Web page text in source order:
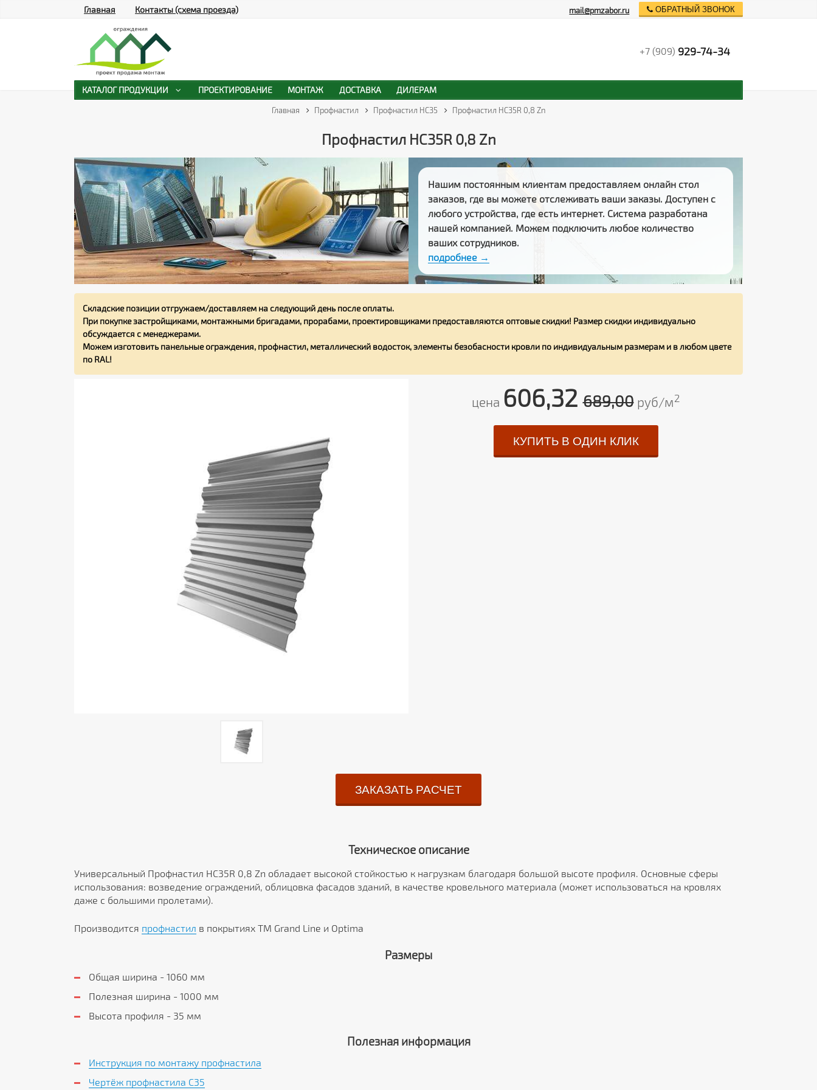
Главная Профнастил Профнастил НС35 Профнастил HC35R 0,8 Zn
Профнастил HC35R 0,8 Zn
Нашим постоянным клиентам предоставляем онлайн стол
заказов, где вы можете отслеживать ваши заказы. Доступен с
любого устройства, где есть интернет. Система разработана
нашей компанией. Можем подключить любое количество
ваших сотрудников.
подробнее →
Складские позиции отгружаем/доставляем на следующий день после оплаты.
При покупке застройщиками, монтажными бригадами, прорабами, проектировщиками предоставляются оптовые скидки! Размер скидки индивидуально
обсуждается с менеджерами.
Можем изготовить панельные ограждения, профнастил, металлический водосток, элементы безобасности кровли по индивидуальным размерам и в любом цвете
по RAL!
цена 606,32689,00руб/м2
КУПИТЬ В ОДИН КЛИК
ЗАКАЗАТЬ РАСЧЕТ
Техническое описание
Универсальный Профнастил HC35R 0,8 Zn обладает высокой стойкостью к нагрузкам благодаря большой высоте профиля. Основные сферы
использования: возведение ограждений, облицовка фасадов зданий, в качестве кровельного материала (может использоваться на кровлях
даже с большими пролетами).
Производится профнастил в покрытиях ТМ Grand Line и Optima
Размеры
Общая ширина - 1060 мм
Полезная ширина - 1000 мм
Высота профиля - 35 мм
Полезная информация
Инструкция по монтажу профнастила
Чертёж профнастила C35
Главная Контакты (схема проезда) mail@pmzabor.ru ОБРАТНЫЙ ЗВОНОК
+7 (909) 929-74-34
КАТАЛОГ ПРОДУКЦИИ ПРОЕКТИРОВАНИЕ МОНТАЖ ДОСТАВКА ДИЛЕРАМ